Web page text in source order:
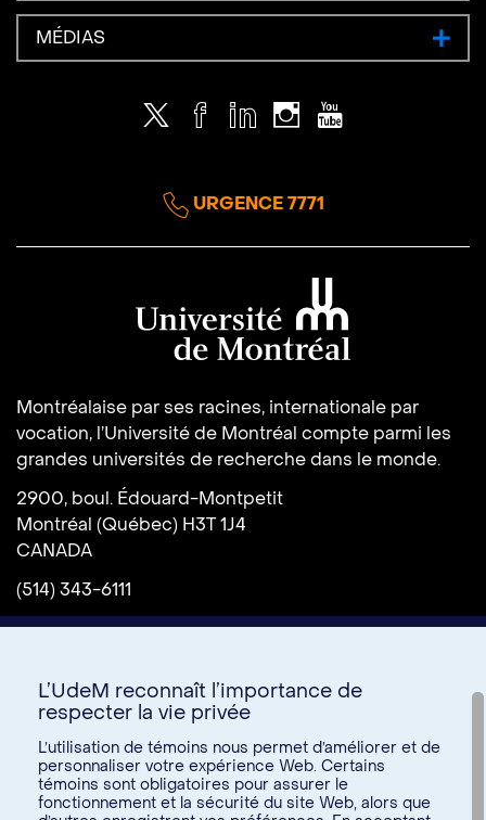
MÉDIAS
Twitter Facebook
LinkedInInstagramYoutube
URGENCE 7771
Montréalaise par ses racines, internationale par
vocation, l’Université de Montréal compte parmi les
grandes universités de recherche dans le monde.
2900, boul. Édouard-Montpetit
Montréal (Québec) H3T 1J4
CANADA
(514) 343-6111
Donnez à l’UdeM
L’UdeM reconnaît l’importance de
respecter la vie privée
L’utilisation de témoins nous permet d’améliorer et de
personnaliser votre expérience Web. Certains
témoins sont obligatoires pour assurer le
fonctionnement et la sécurité du site Web, alors que